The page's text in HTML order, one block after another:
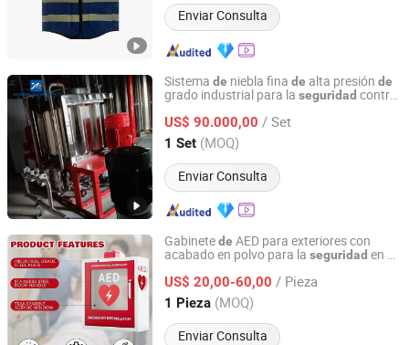
Enviar Consulta
Sistema de niebla fina de alta presión de
grado industrial para la seguridad contra
US$ 90.000,00 / Set
1 Set (MOQ)
Enviar Consulta
Jiangsu Mingxing Water Supply Equipment Co., Ltd
Jiangsu, China Desde 2026
Gabinetede AED para exteriores con
acabado en polvo para la seguridad en el
US$ 20,00-60,00 / Pieza
1 Pieza (MOQ)
Enviar Consulta
Ningbo Medyard MEDICAL Devices Co., Ltd.
Zhejiang, China Desde 2025